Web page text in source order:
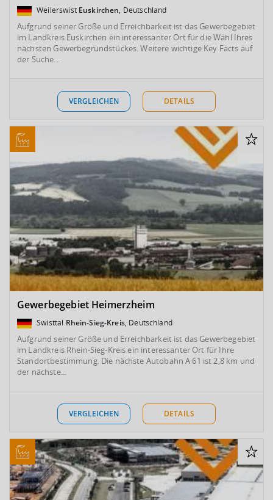
Weilerswist Euskirchen, Deutschland
Aufgrund seiner Größe und Erreichbarkeit ist das Gewerbegebiet
im Landkreis Euskirchen ein interessanter Ort für die Wahl Ihres
nächsten Gewerbegrundstückes. Weitere wichtige Key Facts auf
der Suche...
VERGLEICHEN DETAILS
Gewerbegebiet Heimerzheim
Swisttal Rhein-Sieg-Kreis, Deutschland
Aufgrund seiner Größe und Erreichbarkeit ist das Gewerbegebiet
im Landkreis Rhein-Sieg-Kreis ein interessanter Ort für Ihre
Standortbestimmung. Die nächste Autobahn A 61 ist 2,8 km und
der nächste...
VERGLEICHEN DETAILS